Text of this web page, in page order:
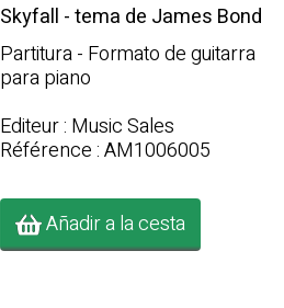
Skyfall - tema de James Bond
Partitura - Formato de guitarra
para piano
Editeur : Music Sales
Référence : AM1006005
Añadir a la cesta